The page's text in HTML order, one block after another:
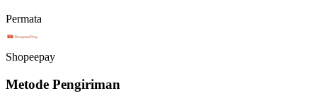
Permata
Shopeepay
Metode Pengiriman